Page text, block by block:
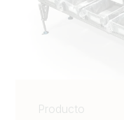
Producto